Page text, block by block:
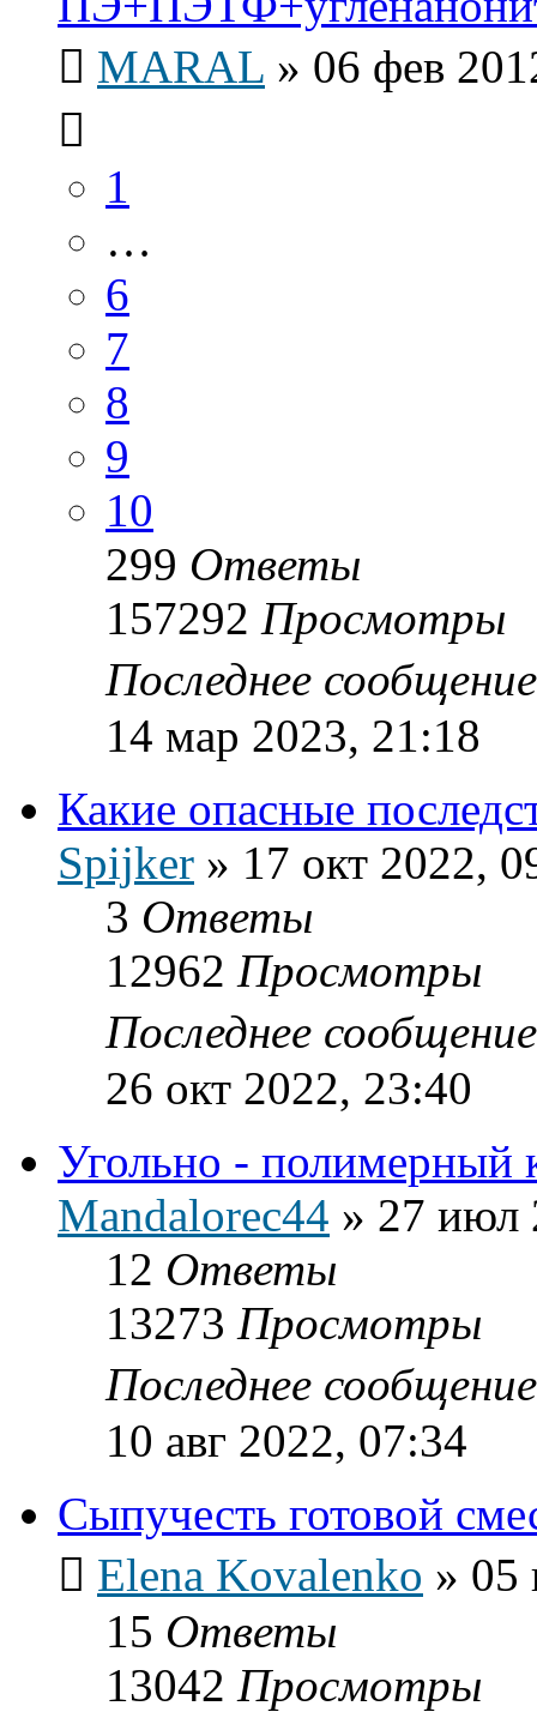
MARAL » 06 фев
1
…
6
7
8
9
10
299 Ответы
157292 Просмотры
Последнее
14 мар 2023, 21:18
Какие опасные
Spijker » 17 окт 2022,
3 Ответы
12962 Просмотры
Последнее
26 окт 2022, 23:40
Угольно - полимерный
Mandalorec44 » 27 июл
12 Ответы
13273 Просмотры
Последнее
10 авг 2022, 07:34
Сыпучесть готовой
Elena Kovalenko » 05
15 Ответы
13042 Просмотры